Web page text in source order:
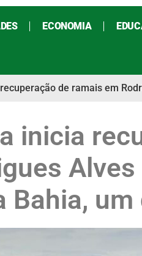
ECONOMIA
de ramais em
inicia
Bahia,